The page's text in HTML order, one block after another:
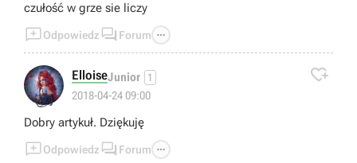
czułość w grze sie liczy
Odpowiedz  Forum 
👍
ElloiseJunior 1
2018-04-24 09:00

Dobry artykuł. Dziękuję
Odpowiedz  Forum 